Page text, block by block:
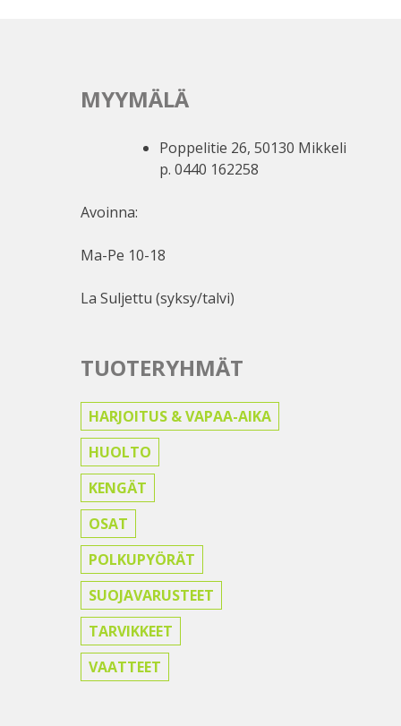
MYYMÄLÄ
Poppelitie 26, 50130 Mikkeli
p. 0440 162258
Avoinna:
Ma-Pe 10-18
La Suljettu (syksy/talvi)
TUOTERYHMÄT
HARJOITUS & VAPAA-AIKA
HUOLTO
KENGÄT
OSAT
POLKUPYÖRÄT
SUOJAVARUSTEET
TARVIKKEET
VAATTEET